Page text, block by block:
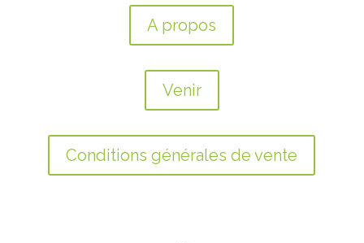
A propos
Venir
Conditions générales de vente